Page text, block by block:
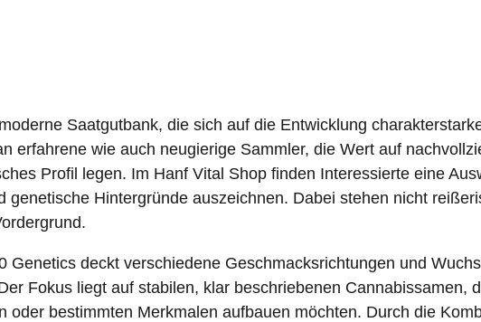
Saatgutbank, die sich auf die Entwicklung
erfahrene wie auch neugierige Sammler, die Wert auf
Profil legen. Im Hanf Vital Shop finden Interessierte eine
genetische Hintergründe auszeichnen. Dabei stehen nicht
Genetics deckt verschiedene Geschmacksrichtungen und
Fokus liegt auf stabilen, klar beschriebenen
oder bestimmten Merkmalen aufbauen möchten. Durch die